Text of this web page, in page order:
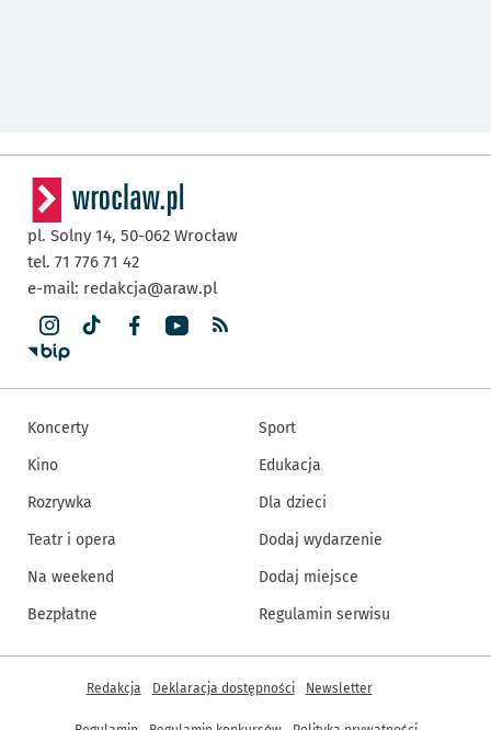
pl. Solny 14, 50-062 Wrocław
tel. 71 776 71 42
e-mail: redakcja@araw.pl
Koncerty
Kino
Rozrywka
Teatr i opera
Na weekend
Bezpłatne
Sport
Edukacja
Dla dzieci
Dodaj wydarzenie
Dodaj miejsce
Regulamin serwisu
Inne informacje
Redakcja Deklaracja dostępności Newsletter